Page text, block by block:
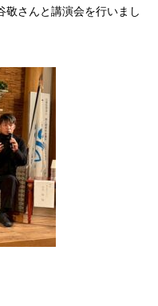
敬さんと講演会を行いまし